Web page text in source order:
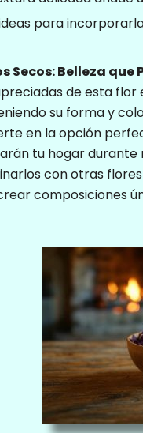
para
Secos: Belleza que
de esta flor
su forma y
en la opción
tu hogar durante
con otras
composiciones